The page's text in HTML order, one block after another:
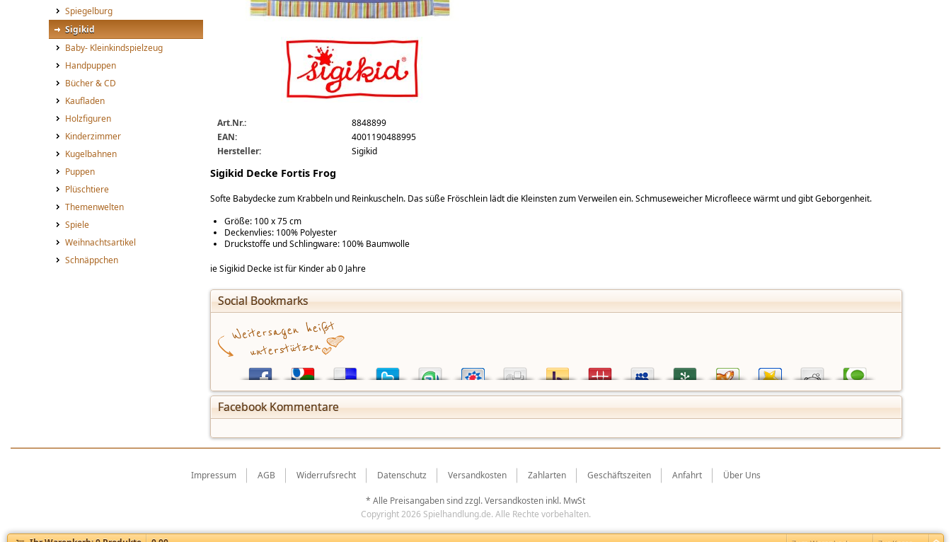
Spiegelburg
Sigikid
Baby- Kleinkindspielzeug
Handpuppen
Bücher & CD
Kaufladen
Holzfiguren
Kinderzimmer
Kugelbahnen
Puppen
Plüschtiere
Themenwelten
Spiele
Weihnachtsartikel
Schnäppchen
Art.Nr.:
8848899
EAN:
4001190488995
Hersteller:
Sigikid
Sigikid Decke Fortis Frog
Softe Babydecke zum Krabbeln und Reinkuscheln. Das süße Fröschlein lädt die Kleinsten zum Verweilen ein. Schmuseweicher Microfleece wärmt und gibt Geborgenheit.
Größe: 100 x 75 cm
Deckenvlies: 100% Polyester
Druckstoffe und Schlingware: 100% Baumwolle
ie Sigikid Decke ist für Kinder ab 0 Jahre
Social Bookmarks
Facebook Kommentare
Impressum AGB Widerrufsrecht Datenschutz Versandkosten Zahlarten Geschäftszeiten Anfahrt Über Uns
* Alle Preisangaben sind zzgl.Versandkosten inkl. MwSt
Copyright 2026 Spielhandlung.de. Alle Rechte vorbehalten.